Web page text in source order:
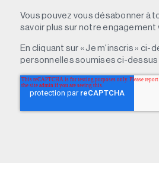
Vous pouvez vous désabonner à
savoir plus sur notre
En cliquant sur « Je m'inscris »
personnelles soumises ci-